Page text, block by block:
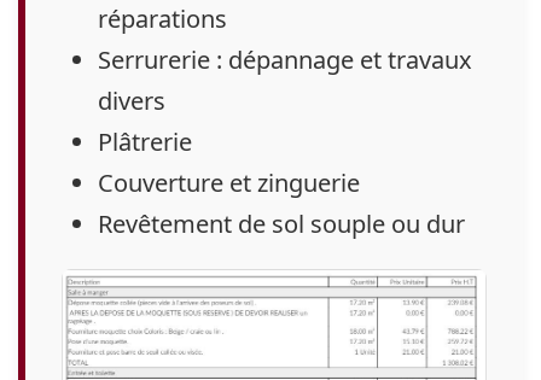
réparations
Serrurerie : dépannage et travaux
divers
Plâtrerie
Couverture et zinguerie
Revêtement de sol souple ou dur